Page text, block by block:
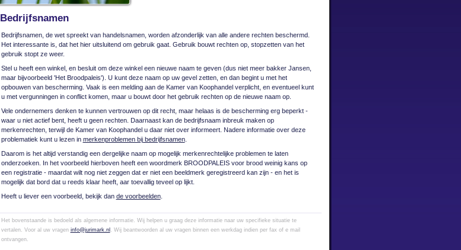
Bedrijfsnamen
Bedrijfsnamen, de wet spreekt van handelsnamen, worden afzonderlijk van alle andere rechten beschermd.
Het interessante is, dat het hier uitsluitend om gebruik gaat. Gebruik bouwt rechten op, stopzetten van het
gebruik stopt ze weer.
Stel u heeft een winkel, en besluit om deze winkel een nieuwe naam te geven (dus niet meer bakker Jansen,
maar bijvoorbeeld 'Het Broodpaleis'). U kunt deze naam op uw gevel zetten, en dan begint u met het
opbouwen van bescherming. Vaak is een melding aan de Kamer van Koophandel verplicht, en eventueel kunt
u met vergunningen in conflict komen, maar u bouwt door het gebruik rechten op de nieuwe naam op.
Vele ondernemers denken te kunnen vertrouwen op dit recht, maar helaas is de bescherming erg beperkt -
waar u niet actief bent, heeft u geen rechten. Daarnaast kan de bedrijfsnaam inbreuk maken op
merkenrechten, terwijl de Kamer van Koophandel u daar niet over informeert. Nadere informatie over deze
problematiek kunt u lezen in merkenproblemen bij bedrijfsnamen.
Daarom is het altijd verstandig een dergelijke naam op mogelijk merkenrechtelijke problemen te laten
onderzoeken. In het voorbeeld hierboven heeft een woordmerk BROODPALEIS voor brood weinig kans op
een registratie - maardat wilt nog niet zeggen dat er niet een beeldmerk geregistreerd kan zijn - en het is
mogelijk dat bord dat u reeds klaar heeft, aar toevallig teveel op lijkt.
Heeft u liever een voorbeeld, bekijk dan de voorbeelden.
Het bovenstaande is bedoeld als algemene informatie. Wij helpen u graag deze informatie naar uw specifieke situatie te
vertalen. Voor al uw vragen info@jurimark.nl . Wij beantwoorden al uw vragen binnen een werkdag indien per fax of e mail
ontvangen.